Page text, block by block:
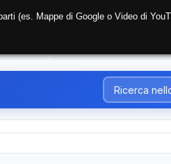
(es. Mappe di Google o Video di